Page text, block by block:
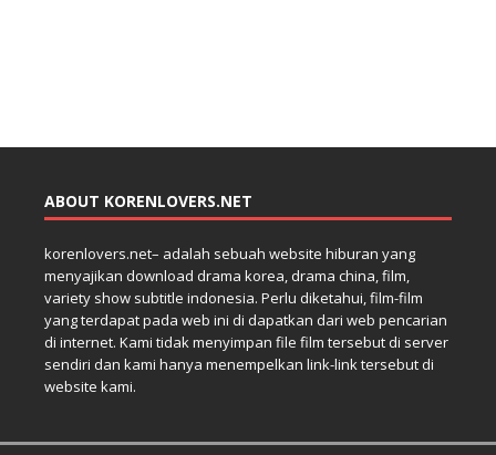
ABOUT KORENLOVERS.NET
korenlovers.net– adalah sebuah website hiburan yang
menyajikan download drama korea, drama china, film,
variety show subtitle indonesia. Perlu diketahui, film-film
yang terdapat pada web ini di dapatkan dari web pencarian
di internet. Kami tidak menyimpan file film tersebut di server
sendiri dan kami hanya menempelkan link-link tersebut di
website kami.